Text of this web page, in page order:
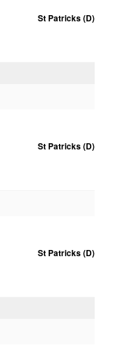
St Patricks (D)
St Patricks (D)
St Patricks (D)